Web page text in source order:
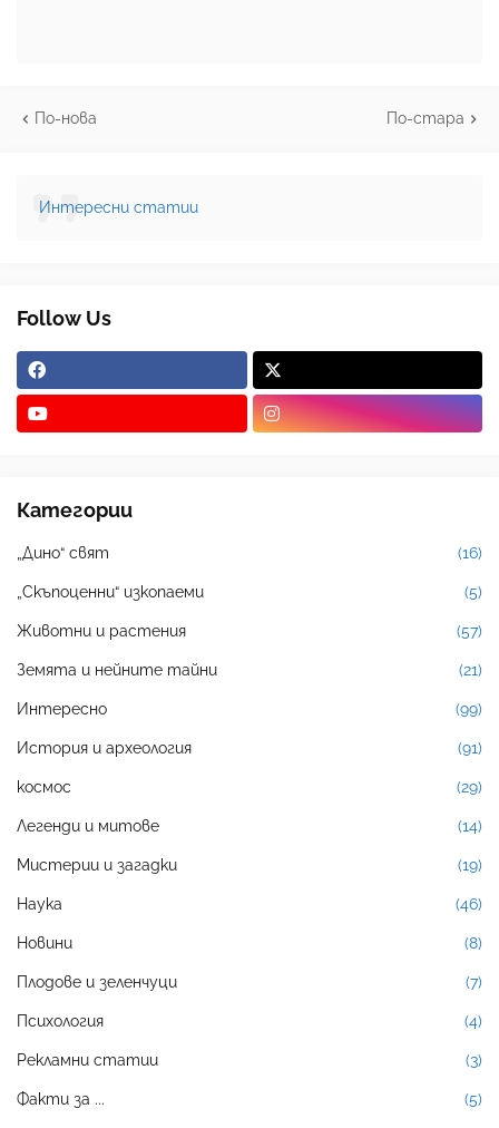
По-нова По-стара
Интересни статии
Follow Us
Категории
„Дино“ свят (16)
„Скъпоценни“ изкопаеми (5)
Животни и растения (57)
Земята и нейните тайни (21)
Интересно (99)
История и археология (91)
космос (29)
Легенди и митове (14)
Мистерии и загадки (19)
Наука (46)
Новини (8)
Плодове и зеленчуци (7)
Психология (4)
Рекламни статии (3)
Факти за ... (5)